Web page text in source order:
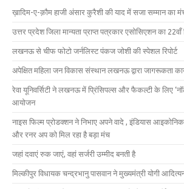
ख़ादिम-ए-क़ौम हाजी अंसार कुरैशी की याद में सजा सम्मान का
उत्तर प्रदेश जिला मान्यता प्राप्त पत्रकार एसोसिएशन का 22वाँ
लखनऊ से चीफ फोटो जर्नलिस्ट पंकज जोशी की स्पेशल रिपोर्ट
अपेक्षित महिला जन विकास संस्थान लखनऊ द्वारा जागरूकता
रेवा यूनिवर्सिटी ने लखनऊ में प्रिंसिपल्स और फैकल्टी के लिए
आयोजन
नाइस फिल्म प्रोडक्शन ने निभाए अपने वादे , इंडियास
और रनर अप को मिल रहा है बड़ा मंच
जहां दवाएं रुक जाएं, वहां सर्जरी उम्मीद बनती है
मिल्कीपुर विधायक चन्द्रभानु पासवान ने मुख्यमंत्री योगी